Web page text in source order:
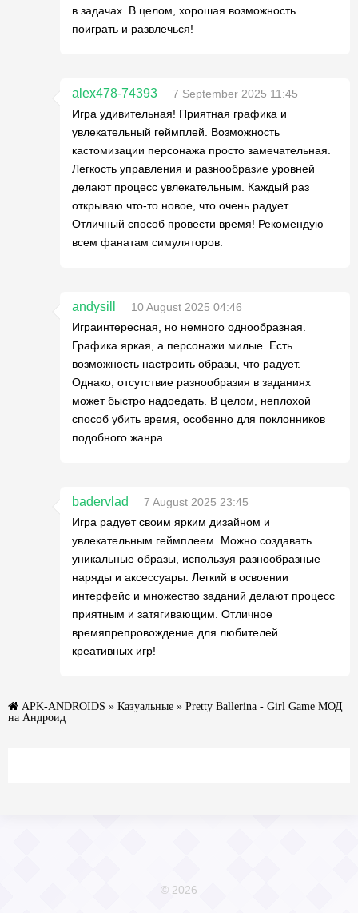
в задачах. В целом, хорошая возможность
поиграть и развлечься!
alex478-74393
7 September 2025 11:45
Игра удивительная! Приятная графика и
увлекательный геймплей. Возможность
кастомизации персонажа просто замечательная.
Легкость управления и разнообразие уровней
делают процесс увлекательным. Каждый раз
открываю что-то новое, что очень радует.
Отличный способ провести время! Рекомендую
всем фанатам симуляторов.
andysill
10 August 2025 04:46
Играинтересная, но немного однообразная.
Графика яркая, а персонажи милые. Есть
возможность настроить образы, что радует.
Однако, отсутствие разнообразия в заданиях
может быстро надоедать. В целом, неплохой
способ убить время, особенно для поклонников
подобного жанра.
badervlad
7 August 2025 23:45
Игра радует своим ярким дизайном и
увлекательным геймплеем. Можно создавать
уникальные образы, используя разнообразные
наряды и аксессуары. Легкий в освоении
интерфейс и множество заданий делают процесс
приятным и затягивающим. Отличное
времяпрепровождение для любителей
креативных игр!
APK-ANDROIDS » Казуальные » Pretty Ballerina - Girl Game МОД
на Андроид
© 2026